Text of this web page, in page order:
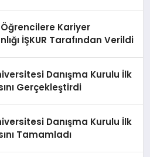
Kariyer
İŞKUR Tarafından Verildi
Danışma Kurulu İlk
Gerçekleştirdi
Danışma Kurulu İlk
Tamamladı